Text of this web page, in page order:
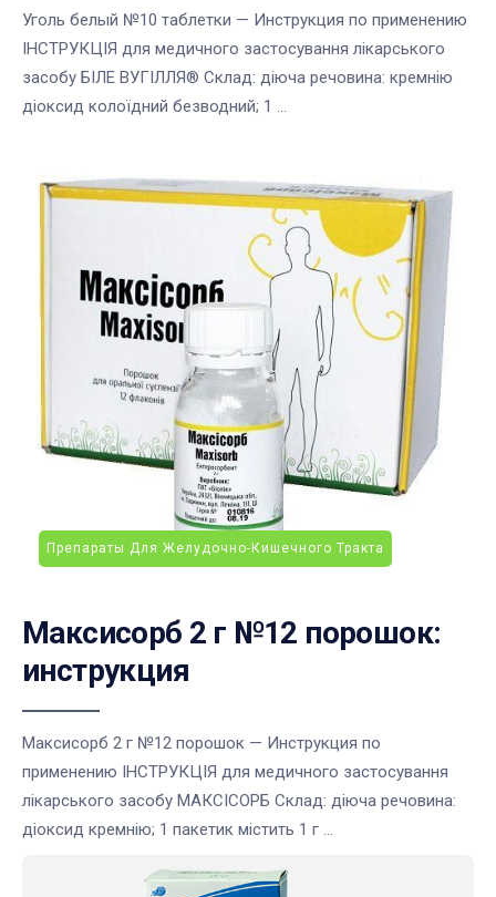
Уголь белый №10 таблетки — Инструкция по применению
ІНСТРУКЦІЯ для медичного застосування лікарського
засобу БІЛЕ ВУГІЛЛЯ® Склад: діюча речовина: кремнію
діоксид колоїдний безводний; 1 ...
Препараты Для Желудочно-Кишечного Тракта
Максисорб 2 г №12 порошок:
инструкция
Максисорб 2 г №12 порошок — Инструкция по
применению ІНСТРУКЦІЯ для медичного застосування
лікарського засобу МАКСІСОРБ Склад: діюча речовина:
діоксид кремнію; 1 пакетик містить 1 г ...